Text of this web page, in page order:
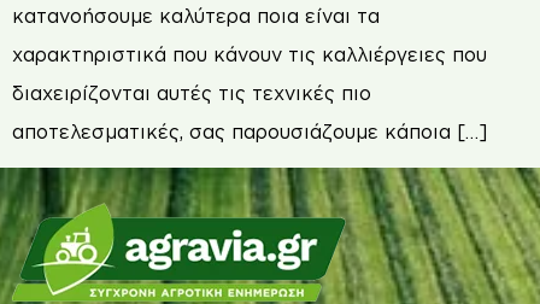
κατανοήσουμε καλύτερα ποια είναι τα
χαρακτηριστικά που κάνουν τις καλλιέργειες που
διαχειρίζονται αυτές τις τεχνικές πιο
αποτελεσματικές, σας παρουσιάζουμε κάποια […]